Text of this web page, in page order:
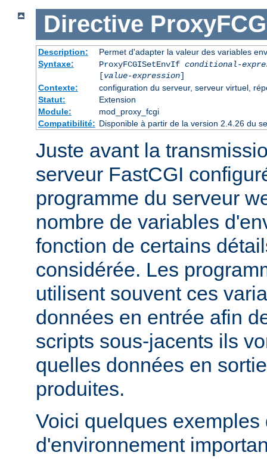
Directive
Description:
Permet d'adapter la valeur des variables
Syntaxe:
ProxyFCGISetEnvIf conditional-
[value-expression]
Contexte:
configuration du serveur, serveur virtuel,
Statut:
Extension
Module:
mod_proxy_fcgi
Compatibilité: Disponible à partir de la version 2.4.26 du
Juste avant la
serveur FastCGI
programme du serveur
nombre de variables
fonction de certains
considérée. Les
utilisent souvent ces
données en entrée afin
scripts sous-jacents ils
quelles données en
produites.
Voici quelques exemples
d'environnement